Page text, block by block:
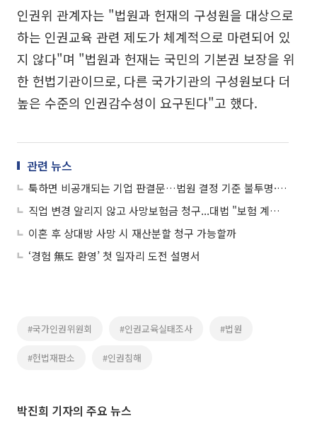
인권위 관계자는 "법원과 헌재의 구성원을 대상으로
하는 인권교육 관련 제도가 체계적으로 마련되어 있
지 않다"며 "법원과 헌재는 국민의 기본권 보장을 위
한 헌법기관이므로, 다른 국가기관의 구성원보다 더
높은 수준의 인권감수성이 요구된다"고 했다.
관련 뉴스
툭하면 비공개되는 기업 판결문…법원 결정 기준 불투명·통계 부재
직업 변경 알리지 않고 사망보험금 청구...대법 "보험 계약 해지 정당"
이혼 후 상대방 사망 시 재산분할 청구 가능할까
‘경험 無도 환영’ 첫 일자리 도전 설명서
#국가인권위원회 #인권교육실태조사 #법원
#헌법재판소 #인권침해
박진희 기자의 주요 뉴스